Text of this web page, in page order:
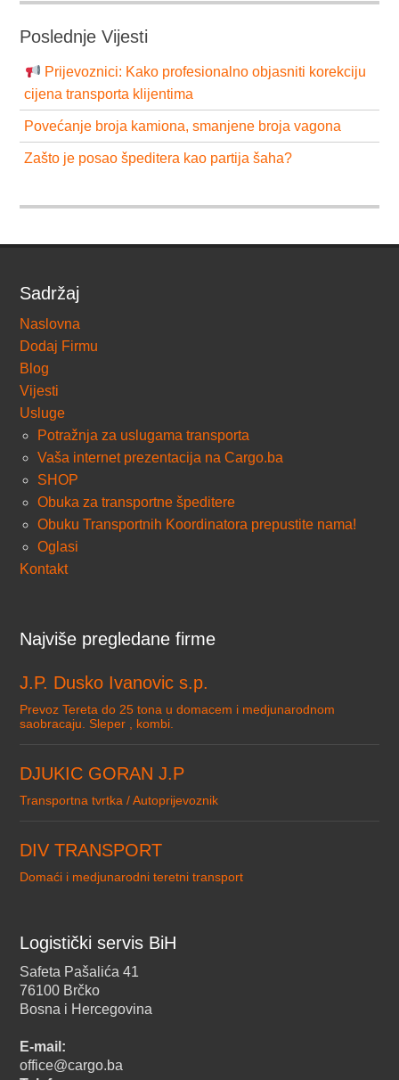
Poslednje Vijesti
Prijevoznici: Kako profesionalno objasniti korekciju
cijena transporta klijentima
Povećanje broja kamiona, smanjene broja vagona
Zašto je posao špeditera kao partija šaha?
Sadržaj
Naslovna
Dodaj Firmu
Blog
Vijesti
Usluge
Potražnja za uslugama transporta
Vaša internet prezentacija na Cargo.ba
SHOP
Obuka za transportne špeditere
Obuku Transportnih Koordinatora prepustite nama!
Oglasi
Kontakt
Najviše pregledane firme
J.P. Dusko Ivanovic s.p.
Prevoz Tereta do 25 tona u domacem i medjunarodnom
saobracaju. Sleper , kombi.
DJUKIC GORAN J.P
Transportna tvrtka / Autoprijevoznik
DIV TRANSPORT
Domaći i medjunarodni teretni transport
Logistički servis BiH
Safeta Pašalića 41
76100 Brčko
Bosna i Hercegovina
E-mail:
office@cargo.ba